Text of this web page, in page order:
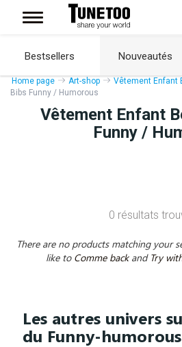
Bestsellers Nouveautés
Home page Art-shop Vêtement Enfant
Bibs Funny / Humorous
Vêtement Enfant
Funny /
0 résultats
There are no products matching your
like to Comme back and Try
Les autres univers
du Funny-humorous